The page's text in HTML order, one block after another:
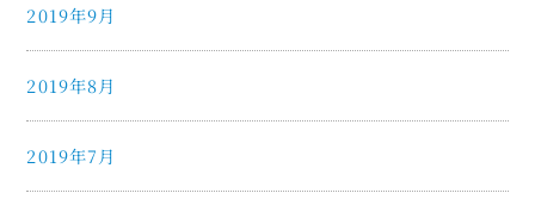
2019年9月
2019年8月
2019年7月